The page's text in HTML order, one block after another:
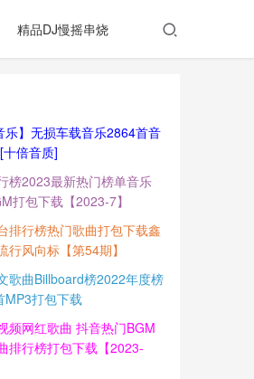
精品DJ慢摇串烧
乐】无损车载音乐2864首音
倍音质]
榜2023最新热门榜单音乐
打包下载【2023-7】
排行榜热门歌曲打包下载鑫
行风向标【第54期】
歌曲Billboard榜2022年度榜
MP3打包下载
频网红歌曲 抖音热门BGM
排行榜打包下载【2023-